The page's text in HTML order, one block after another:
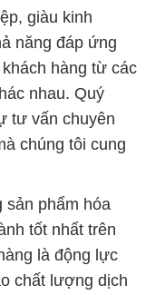
giàu kinh
năng đáp ứng
hàng từ các
nhau. Quý
tư vấn chuyên
chúng tôi cung
sản phẩm hóa
tốt nhất trên
là động lực
chất lượng dịch